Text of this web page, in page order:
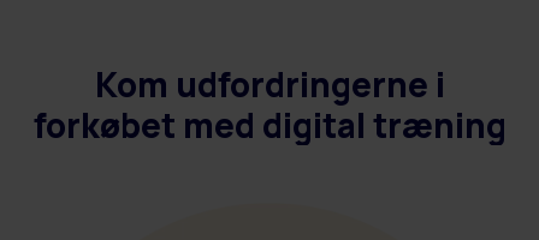
Kom udfordringerne i
forkøbet med digital træning